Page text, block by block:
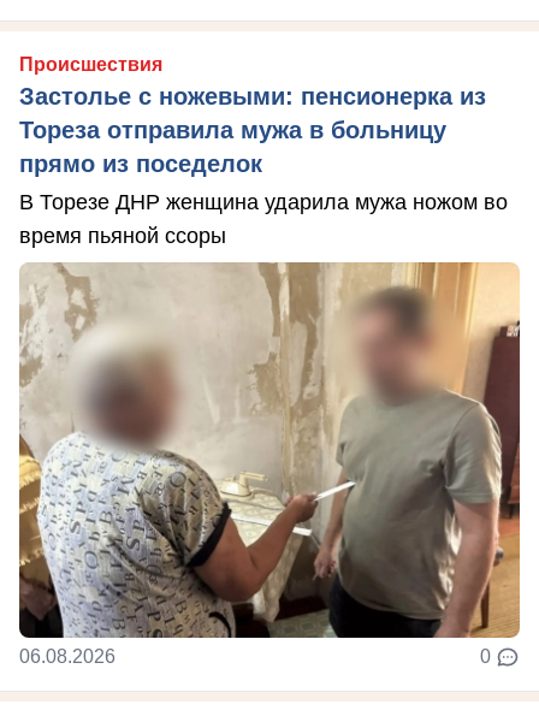
Происшествия
Застолье с ножевыми: пенсионерка из
Тореза отправила мужа в больницу
прямо из поседелок
В Торезе ДНР женщина ударила мужа ножом во
время пьяной ссоры
06.08.2026 0